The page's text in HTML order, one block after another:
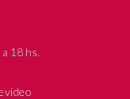
18 hs.